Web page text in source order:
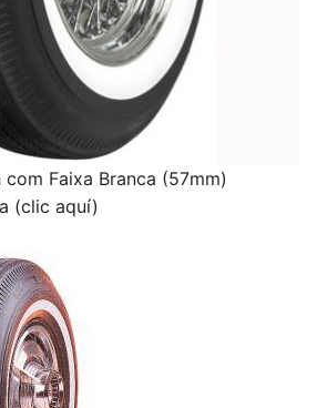
Faixa Branca (57mm)
(clic aquí)